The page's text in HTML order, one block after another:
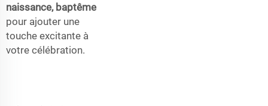
naissance, baptême
pour ajouter une
touche excitante à
votre célébration.